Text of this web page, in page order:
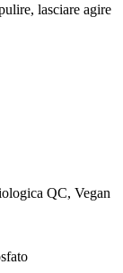
lasciare agire
QC, Vegan